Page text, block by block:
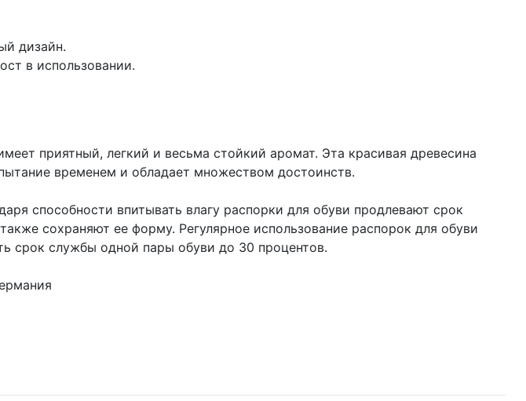
дизайн.
в использовании.
приятный, легкий и весьма стойкий аромат. Эта красивая древесина
временем и обладает множеством достоинств.
способности впитывать влагу распорки для обуви продлевают срок
сохраняют ее форму. Регулярное использование распорок для обуви
срок службы одной пары обуви до 30 процентов.